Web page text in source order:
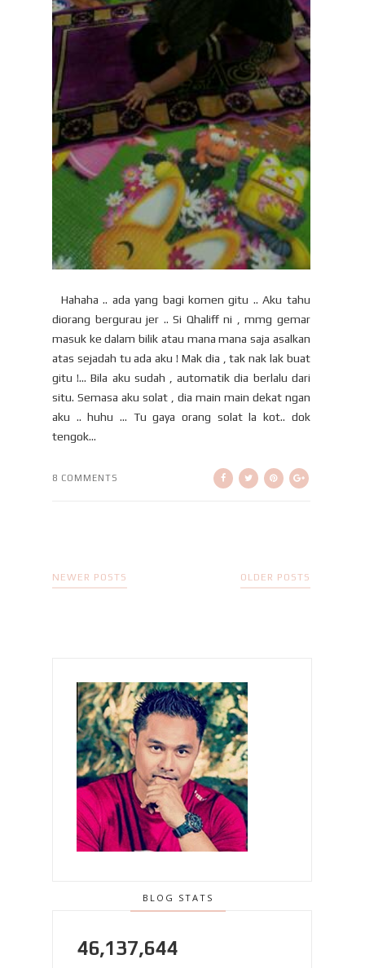
Hahaha .. ada yang bagi komen gitu .. Aku tahu
diorang bergurau jer .. Si Qhaliff ni , mmg gemar
masuk ke dalam bilik atau mana mana saja asalkan
atas sejadah tu ada aku ! Mak dia , tak nak lak buat
gitu !… Bila aku sudah , automatik dia berlalu dari
situ. Semasa aku solat , dia main main dekat ngan
aku .. huhu … Tu gaya orang solat la kot.. dok
tengok...
8 COMMENTS
NEWER POSTS OLDER POSTS
BLOG STATS
46,137,644